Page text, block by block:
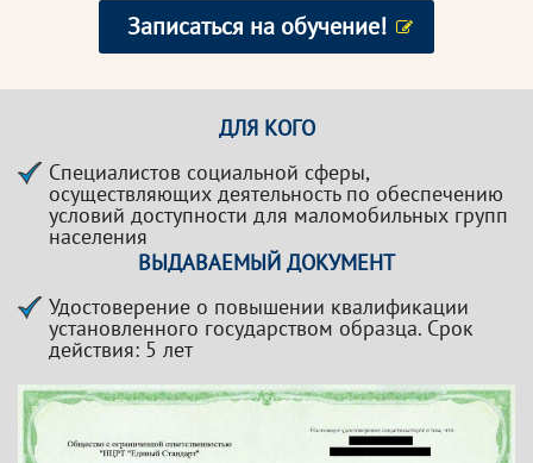
Записаться на обучение!
ДЛЯ КОГО
Специалистов социальной сферы,
осуществляющих деятельность по обеспечению
условий доступности для маломобильных групп
населения
ВЫДАВАЕМЫЙ ДОКУМЕНТ
Удостоверение о повышении квалификации
установленного государством образца. Срок
действия: 5 лет